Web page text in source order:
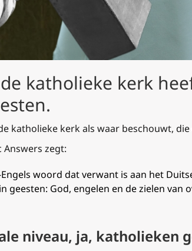
katholieke kerk
katholieke kerk als waar beschouwt,
Answers zegt:
woord dat verwant is aan het
geesten: God, engelen en de zielen van
niveau, ja, katholieken